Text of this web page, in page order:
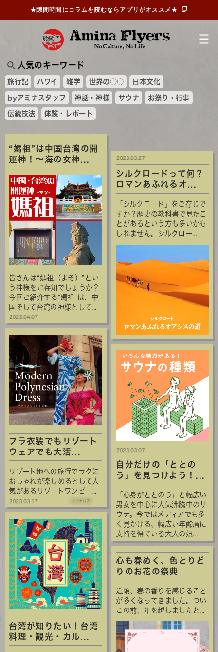
人気のキーワード
旅行記 ハワイ 雑学 世界の○○ 日本文化
byアミナスタッフ 神話・神様 サウナ お祭り・行事
伝統技法 体験・レポート
★隙間時間にコラムを読むならアプリがオススメ★
“媽祖”は中国台湾の開
運神！～海の女神...
皆さんは“媽祖（まそ）”とい
う神様をご存知でしょうか？
今回ご紹介する"媽祖“は、中
国そして台湾の神様として...
2023.04.07
シルクロードって何？
ロマンあふれるオ...
「シルクロード」をご存じで
すか？歴史の教科書で見たこ
とがあるという方も多いかも
しれません。シルクロー...
2023.03.27
フラ衣装でもリゾート
ウェアでも大活...
リゾート地への旅行でラクに
おしゃれが楽しめるとして人
気があるリゾートワンピー...
2023.03.17 マウナロア
自分だけの「ととの
う」を見つけよう！...
「心身がととのう」と幅広い
男女を中心に人気沸騰中のサ
ウナ。今ではメディアでも多
く見かける、幅広い年齢層に
支持を得ている大人の娯...
2023.03.07
台湾が知りたい！台湾
料理・観光・カル...
心も春めく、色とりど
りのお花の祭典
近頃、春の香りを感じること
が多くなってきました。つい
この前、年を越しましたと...